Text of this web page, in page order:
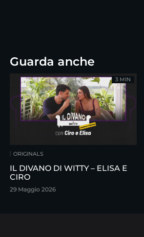
Guarda anche
ORIGINALS
IL DIVANO DI WITTY – ELISA E
CIRO
29 Maggio 2026
3 MIN